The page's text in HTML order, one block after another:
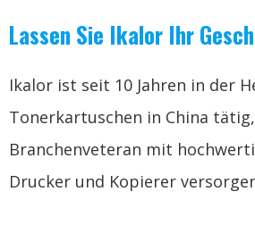
Lassen Sie Ikalor Ihr
Ikalor ist seit 10 Jahren in der
Tonerkartuschen in China
Branchenveteran mit
Drucker und Kopierer